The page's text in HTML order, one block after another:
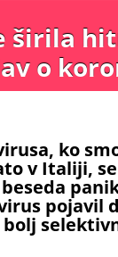
širila
o
ko
v Italiji,
pojavil